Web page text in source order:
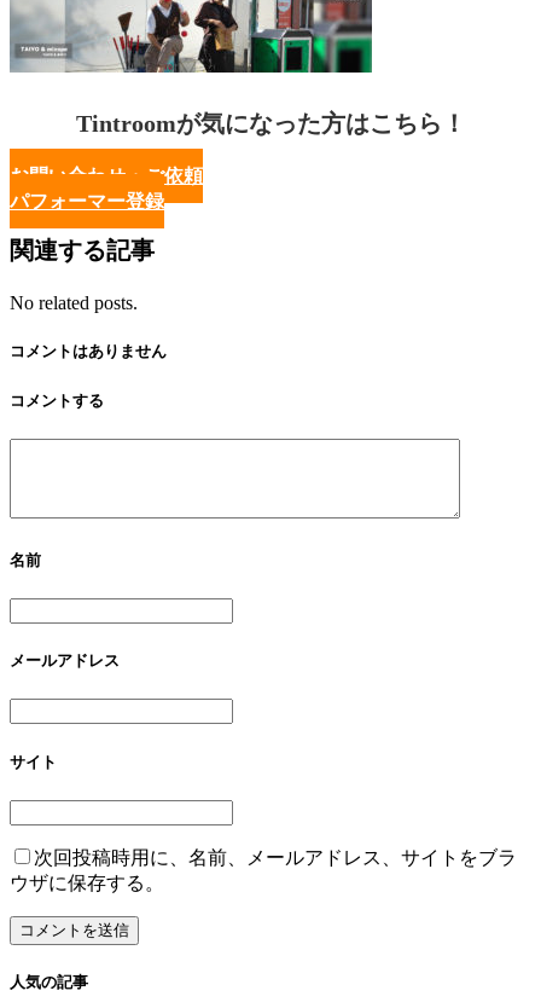
Tintroomが気になった方はこちら！
お問い合わせ・ご依頼
パフォーマー登録
関連する記事
No related posts.
コメントはありません
コメントする
名前
メールアドレス
サイト
次回投稿時用に、名前、メールアドレス、サイトをブラ
ウザに保存する。
人気の記事